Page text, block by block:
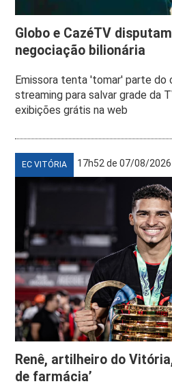
Globo e CazéTV
negociação bilionária
Emissora tenta 'tomar' parte do
streaming para salvar grade da
exibições grátis na web
EC VITÓRIA 17h52 de 07/08/2026
Renê, artilheiro do
de farmácia’